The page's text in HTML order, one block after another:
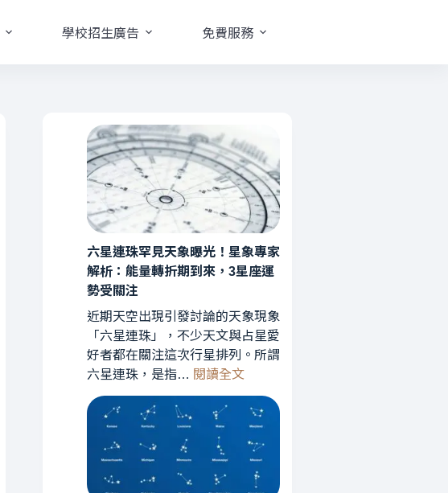
學校招生廣告 免費服務
六星連珠罕見天象曝光！星象專家
解析：能量轉折期到來，3星座運
勢受關注
近期天空出現引發討論的天象現象
「六星連珠」，不少天文與占星愛
好者都在關注這次行星排列。所謂
六星連珠，是指… 閱讀全文:
星
連
珠
罕
見